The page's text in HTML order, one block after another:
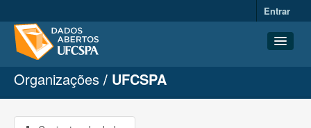
Entrar
Conjuntos de dados
Organizações
Organizações UFCSPA